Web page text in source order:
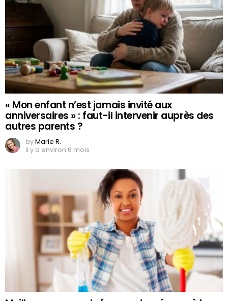
« Mon enfant n’est jamais invité aux
anniversaires » : faut-il intervenir auprès des
autres parents ?
byMarie R.
il y a environ 6 mois